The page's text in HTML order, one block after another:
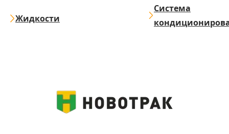
Жидкости
Система